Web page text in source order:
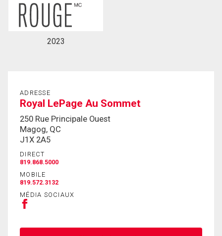
2023
ADRESSE
Royal LePage Au Sommet
250 Rue Principale Ouest
Magog, QC
J1X 2A5
DIRECT
819.868.5000
MOBILE
819.572.3132
MÉDIA SOCIAUX